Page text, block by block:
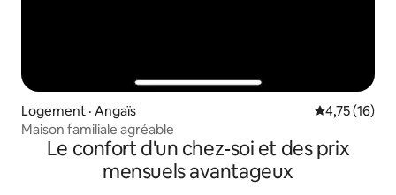
Logement · Angaïs Note
4,75 (16)
Maison familiale agréable
Le confort d'un chez-soi et des prix
mensuels avantageux